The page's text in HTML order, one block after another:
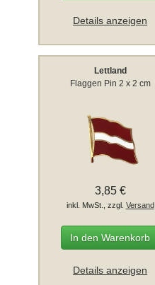
Details anzeigen
Lettland
Flaggen Pin 2 x 2 cm
3,85 €
inkl. MwSt., zzgl. Versand
In den Warenkorb
Details anzeigen